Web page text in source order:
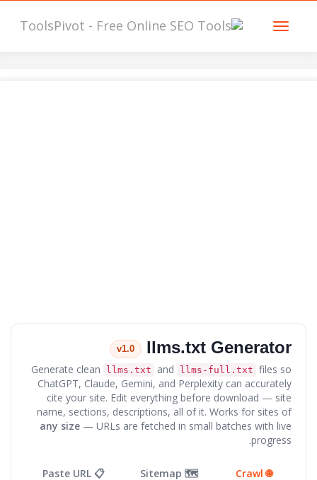
llms.txt Generator
v1.0
Generate clean llms.txt and llms-full.txt files so
ChatGPT, Claude, Gemini, and Perplexity can accurately
cite your site. Edit everything before download — site
name, sections, descriptions, all of it. Works for sites of
any size — URLs are fetched in small batches with live
progress.
🌐 Crawl
🗺️ Sitemap
📋 Paste URL